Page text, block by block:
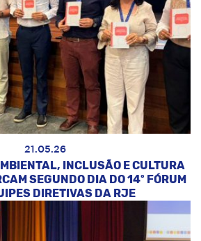
21.05.26
INCLUSÃO E CULTURA
SEGUNDO DIA DO 14º FÓRUM
DIRETIVAS DA RJE